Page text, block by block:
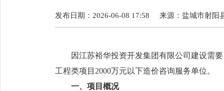
发布日期：2026-06-08 17:58 来源： 盐城市射阳
因江苏裕华投资开发集团有限公司建设需
工程类项目2000万元以下造价咨询服务单位。
一、项目概况